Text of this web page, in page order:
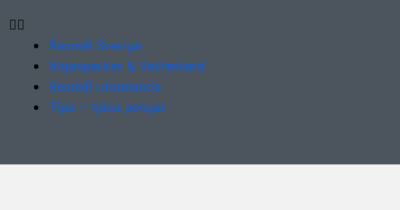
Resmål Sverige
Nöjesparker & Vattenland
Resmål utomlands
Tips – tjäna pengar